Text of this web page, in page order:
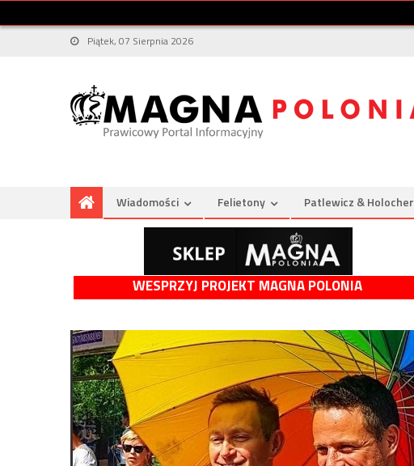
Piątek, 07 Sierpnia 2026
Wiadomości Felietony Patlewicz & Holocher
WESPRZYJ PROJEKT MAGNA POLONIA